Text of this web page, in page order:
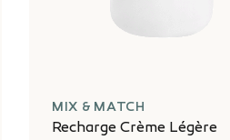
MIX & MATCH
Recharge Crème Légère